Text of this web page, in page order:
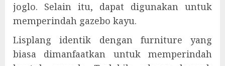
joglo. Selain itu, dapat digunakan untuk
memperindah gazebo kayu.
Lisplang identik dengan furniture yang
biasa dimanfaatkan untuk memperindah